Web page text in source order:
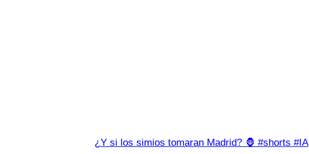
¿Y si los simios tomaran Madrid? 🦍 #shorts #IA